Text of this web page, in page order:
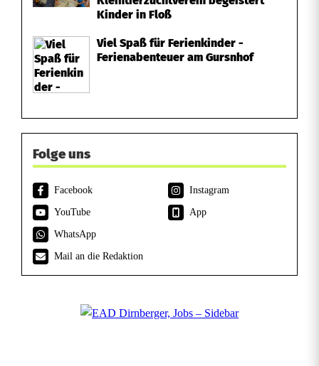
Kinder in Floß
Viel Spaß für Ferienkinder -
Ferienabenteuer am Gursnhof
Folge uns
Facebook
Instagram
YouTube
App
WhatsApp
Mail an die Redaktion